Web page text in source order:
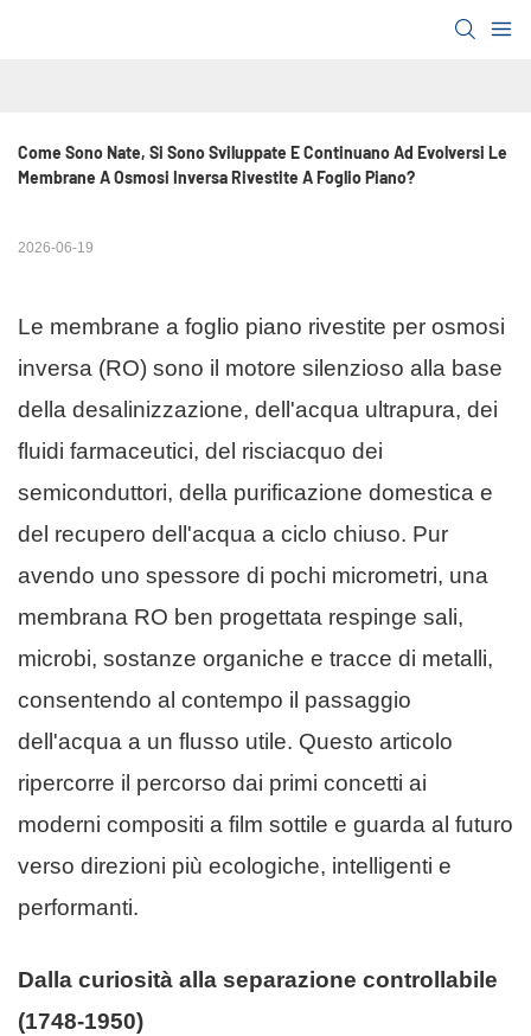
Come Sono Nate, Si Sono Sviluppate E Continuano Ad Evolversi Le
Membrane A Osmosi Inversa Rivestite A Foglio Piano?
2026-06-19
Le membrane a foglio piano rivestite per osmosi
inversa (RO) sono il motore silenzioso alla base
della desalinizzazione, dell'acqua ultrapura, dei
fluidi farmaceutici, del risciacquo dei
semiconduttori, della purificazione domestica e
del recupero dell'acqua a ciclo chiuso. Pur
avendo uno spessore di pochi micrometri, una
membrana RO ben progettata respinge sali,
microbi, sostanze organiche e tracce di metalli,
consentendo al contempo il passaggio
dell'acqua a un flusso utile. Questo articolo
ripercorre il percorso dai primi concetti ai
moderni compositi a film sottile e guarda al futuro
verso direzioni più ecologiche, intelligenti e
performanti.
Dalla curiosità alla separazione controllabile
(1748-1950)